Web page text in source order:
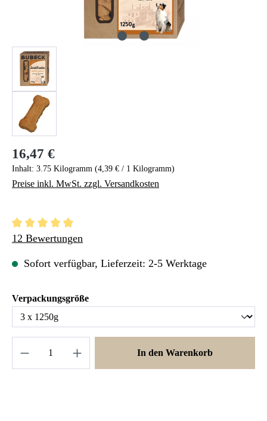
Regulärer Preis:
16,47 €
Inhalt: 3.75 Kilogramm (4,39 € / 1 Kilogramm)
Preise inkl. MwSt. zzgl. Versandkosten
Durchschnittliche Bewertung von 4.88 von 5 Sternen
12 Bewertungen
Sofort verfügbar, Lieferzeit: 2-5 Werktage
Verpackungsgrößeauswählen
In den Warenkorb